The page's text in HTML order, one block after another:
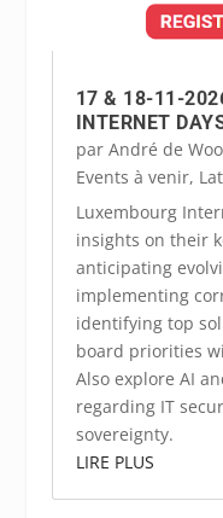
17 & 18-11-
INTERNET
par André de
Events à venir,
Luxembourg
insights on their
anticipating
implementing
identifying top
board priorities
Also explore AI
regarding IT
sovereignty.
LIRE PLUS